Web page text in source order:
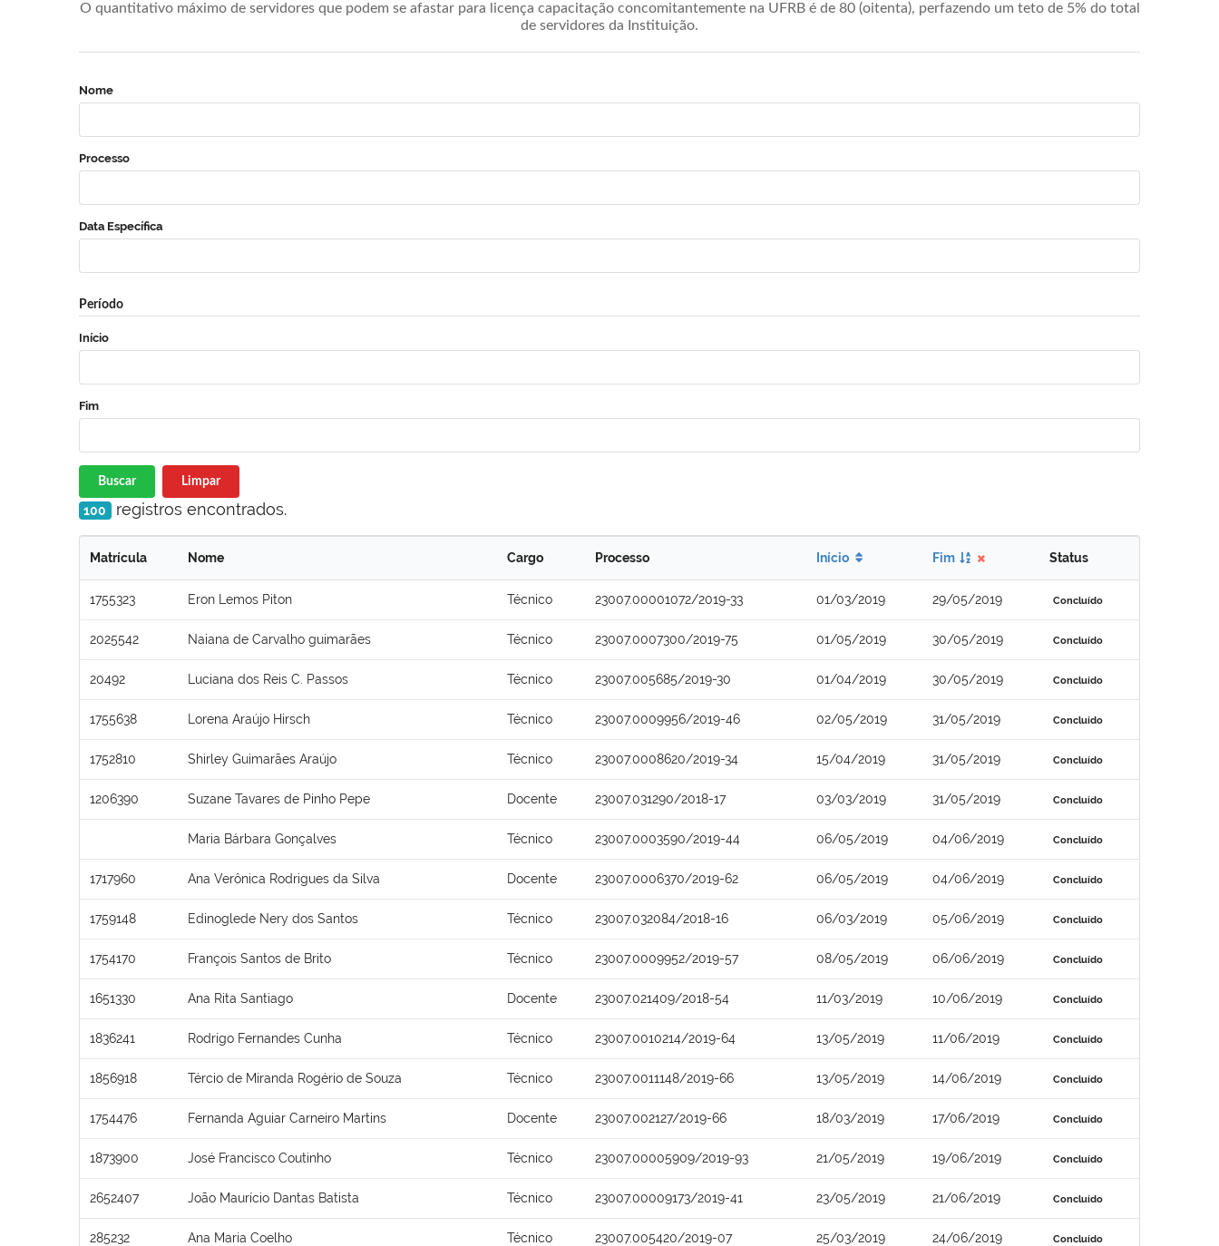
O quantitativo máximo de servidores que podem se afastar para licença capacitação concomitantemente na UFRB é de 80 (oitenta), perfazendo um teto de 5% do total
de servidores da Instituição.
Nome
Processo
Data Específica
Período
Início
Fim
Buscar Limpar
100 registros encontrados.
Matrícula Nome Cargo Processo Início Fim Status
1755323 Eron Lemos Piton Técnico 23007.00001072/2019-33 01/03/2019 29/05/2019 Concluído
2025542 Naiana de Carvalho guimarães Técnico 23007.0007300/2019-75 01/05/2019 30/05/2019 Concluído
20492 Luciana dos Reis C. Passos Técnico 23007.005685/2019-30 01/04/2019 30/05/2019 Concluído
1755638 Lorena Araújo Hirsch Técnico 23007.0009956/2019-46 02/05/2019 31/05/2019 Concluído
1752810 Shirley Guimarães Araújo Técnico 23007.0008620/2019-34 15/04/2019 31/05/2019 Concluído
1206390 Suzane Tavares de Pinho Pepe Docente 23007.031290/2018-17 03/03/2019 31/05/2019 Concluído
Maria Bárbara Gonçalves Técnico 23007.0003590/2019-44 06/05/2019 04/06/2019 Concluído
1717960 Ana Verônica Rodrigues da Silva Docente 23007.0006370/2019-62 06/05/2019 04/06/2019 Concluído
1759148 Edinoglede Nery dos Santos Técnico 23007.032084/2018-16 06/03/2019 05/06/2019 Concluído
1754170 François Santos de Brito Técnico 23007.0009952/2019-57 08/05/2019 06/06/2019 Concluído
1651330 Ana Rita Santiago Docente 23007.021409/2018-54 11/03/2019 10/06/2019 Concluído
1836241 Rodrigo Fernandes Cunha Técnico 23007.0010214/2019-64 13/05/2019 11/06/2019 Concluído
1856918 Tércio de Miranda Rogério de Souza Técnico 23007.0011148/2019-66 13/05/2019 14/06/2019 Concluído
1754476 Fernanda Aguiar Carneiro Martins Docente 23007.002127/2019-66 18/03/2019 17/06/2019 Concluído
1873900 José Francisco Coutinho Técnico 23007.00005909/2019-93 21/05/2019 19/06/2019 Concluído
2652407 João Maurício Dantas Batista Técnico 23007.00009173/2019-41 23/05/2019 21/06/2019 Concluído
285232 Ana Maria Coelho Técnico 23007.005420/2019-07 25/03/2019 24/06/2019 Concluído